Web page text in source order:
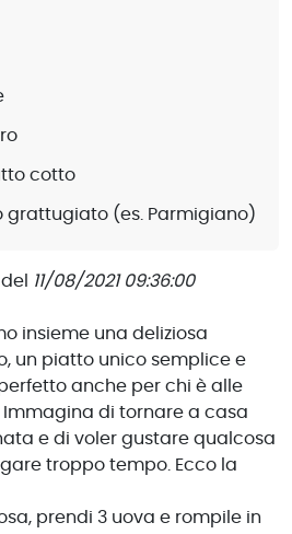
del 11/08/2021 09:36:00
insieme una deliziosa
un piatto unico semplice e
anche per chi è alle
di tornare a casa
e di voler gustare qualcosa
troppo tempo. Ecco la
prendi 3 uova e rompile in
cotto
grattugiato (es. Parmigiano)